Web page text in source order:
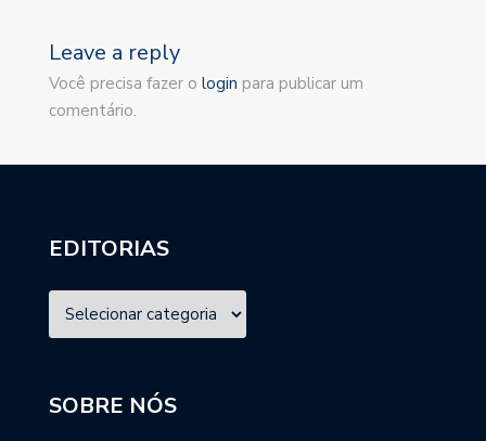
Leave a reply
Você precisa fazer o login para publicar um
comentário.
EDITORIAS
SOBRE NÓS